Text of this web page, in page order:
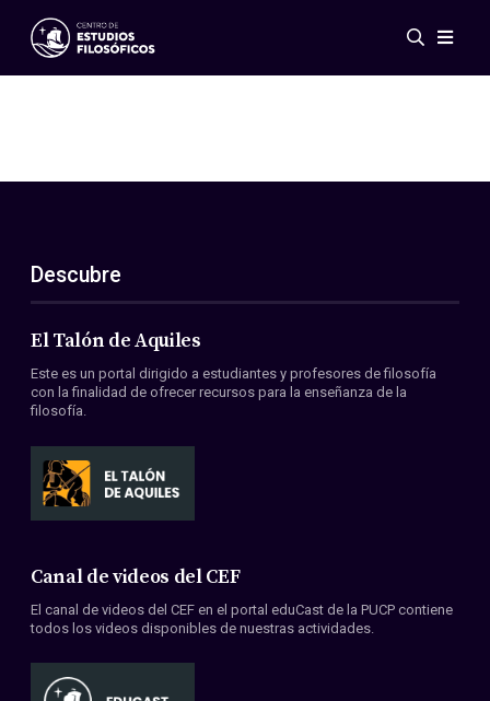
Eventos
ES
EN
Acerca de nosotros
Miembros
Convenios
Descubre
El Talón de Aquiles
Este es un portal dirigido a estudiantes y profesores de filosofía
con la finalidad de ofrecer recursos para la enseñanza de la
filosofía.
Canal de videos del CEF
El canal de videos del CEF en el portal eduCast de la PUCP contiene
todos los videos disponibles de nuestras actividades.